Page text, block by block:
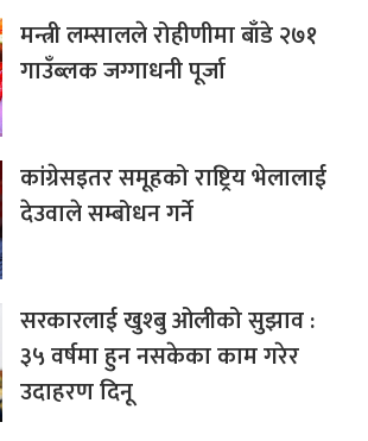
मन्त्री लम्सालले रोहीणीमा बाँडे २७१
गाउँब्लक जग्गाधनी पूर्जा
कांग्रेसइतर समूहको राष्ट्रिय भेलालाई
देउवाले सम्बोधन गर्ने
सरकारलाई खुश्बु ओलीको सुझाव :
३५ वर्षमा हुन नसकेका काम गरेर
उदाहरण दिनू